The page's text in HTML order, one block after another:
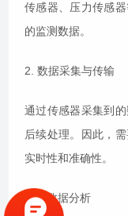
传感器、压力传感
的监测数据。
2. 数据采集与传输
通过传感器采集到
后续处理。因此，
实时性和准确性。
三、数据分析